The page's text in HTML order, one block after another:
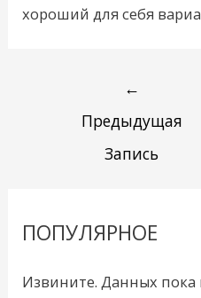
хороший для себя
←
Предыдущая
Запись
ПОПУЛЯРНОЕ
Извините. Данных пока